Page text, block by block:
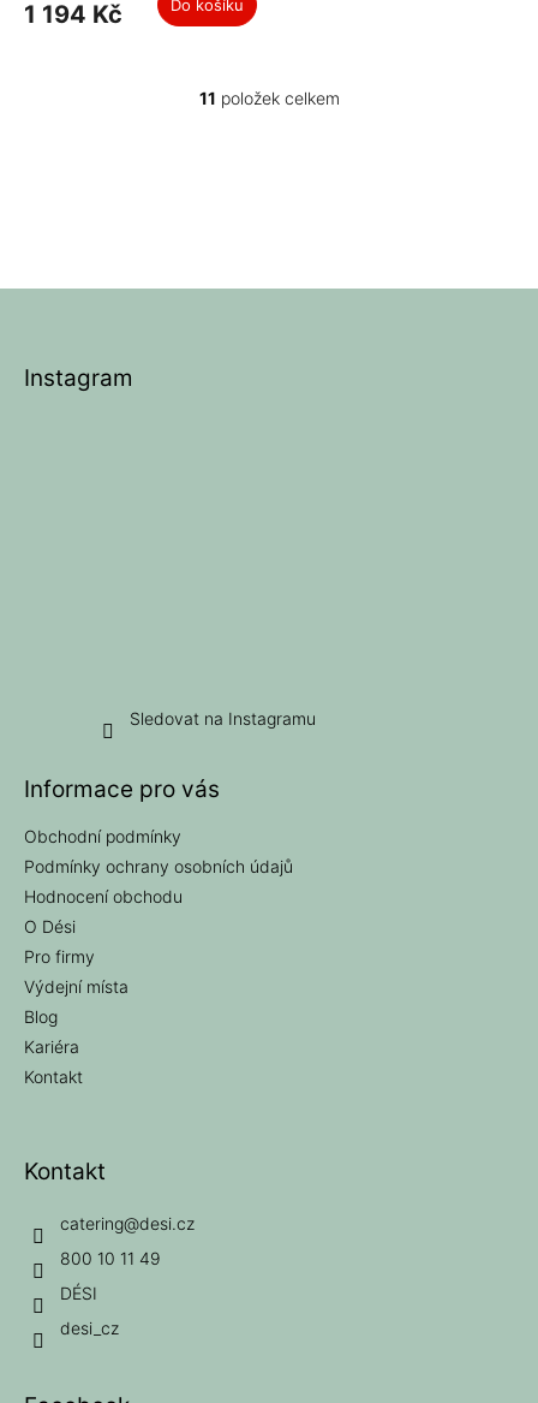
1 194 Kč Do košíku
O
p
11 položek celkem
Instagram
Sledovat na Instagramu
Informace pro vás
Obchodní podmínky
Podmínky ochrany osobních údajů
Hodnocení obchodu
O Dési
Pro firmy
Výdejní místa
Blog
Kariéra
Kontakt
Kontakt
catering@desi.cz
800 10 11 49
DÉSI
desi_cz